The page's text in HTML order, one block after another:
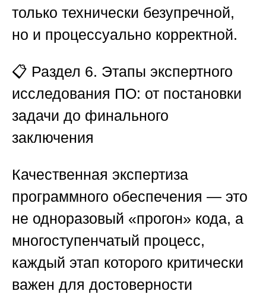
только технически безупречной,
но и процессуально корректной.
📋 Раздел 6. Этапы экспертного
исследования ПО: от постановки
задачи до финального
заключения
Качественная экспертиза
программного обеспечения — это
не одноразовый «прогон» кода, а
многоступенчатый процесс,
каждый этап которого критически
важен для достоверности